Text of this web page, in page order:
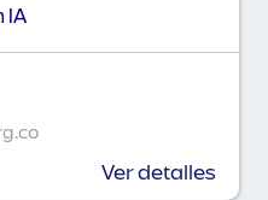
IA
Ver detalles